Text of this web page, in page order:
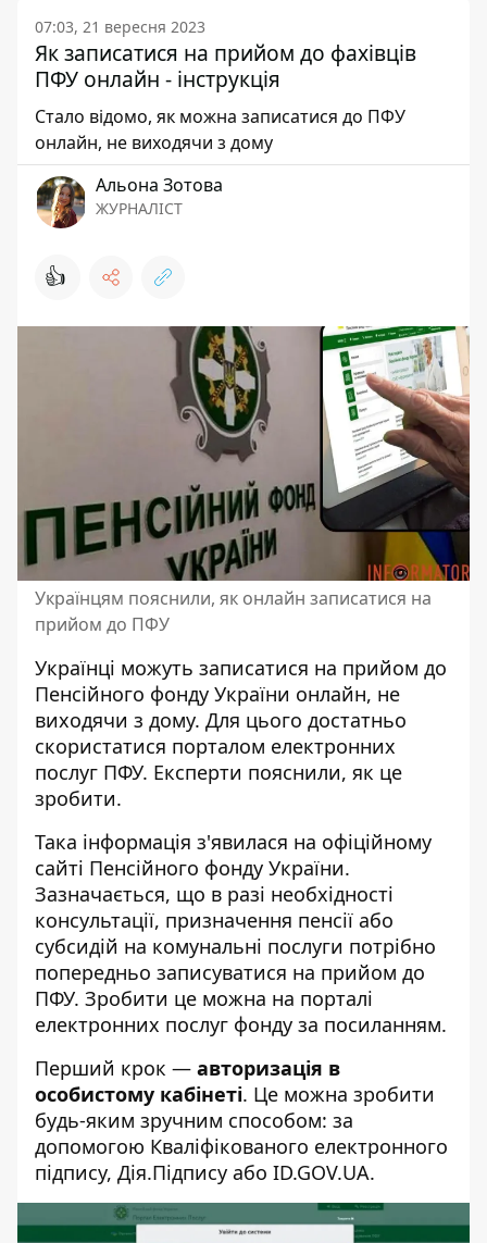
07:03, 21 вересня 2023
Як записатися на прийом до фахівців
ПФУ онлайн - інструкція
Стало відомо, як можна записатися до ПФУ
онлайн, не виходячи з дому
Альона Зотова
ЖУРНАЛІСТ
👍
Українцям пояснили, як онлайн записатися на
прийом до ПФУ
Українці можуть записатися на прийом до
Пенсійного фонду України онлайн, не
виходячи з дому. Для цього достатньо
скористатися порталом електронних
послуг ПФУ. Експерти пояснили, як це
зробити.
Така інформація з'явилася на офіційному
сайті Пенсійного фонду України.
Зазначається, що в разі необхідності
консультації, призначення пенсії або
субсидій на комунальні послуги потрібно
попередньо записуватися на прийом до
ПФУ. Зробити це можна на порталі
електронних послуг фонду за посиланням.
Перший крок — авторизація в
особистому кабінеті. Це можна зробити
будь-яким зручним способом: за
допомогою Кваліфікованого електронного
підпису, Дія.Підпису або ID.GOV.UA.